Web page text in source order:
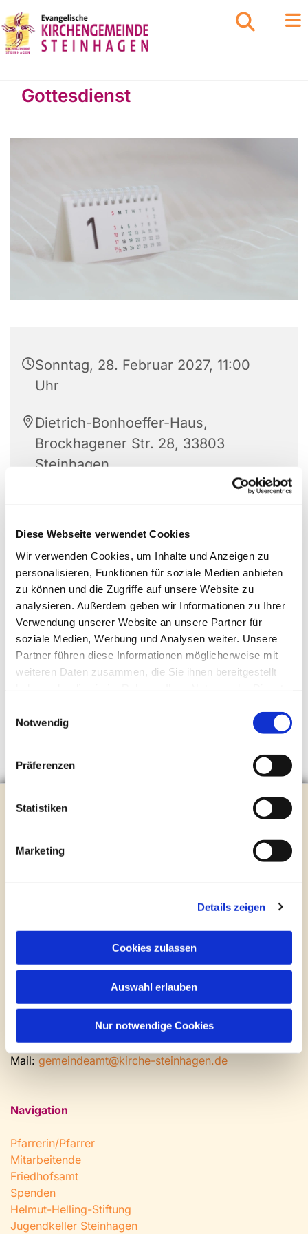
Diese Webseite verwendet Cookies
Wir verwenden Cookies, um Inhalte und Anzeigen zu
personalisieren, Funktionen für soziale Medien anbieten
zu können und die Zugriffe auf unsere Website zu
analysieren. Außerdem geben wir Informationen zu Ihrer
Verwendung unserer Website an unsere Partner für
soziale Medien, Werbung und Analysen weiter. Unsere
Partner führen diese Informationen möglicherweise mit
weiteren Daten zusammen, die Sie ihnen bereitgestellt
Notwendig
Präferenzen
Statistiken
Marketing
Details zeigen
Cookies zulassen
Auswahl erlauben
Nur notwendige Cookies
Gottesdienst
Sonntag, 28. Februar 2027, 11:00
Uhr
Dietrich-Bonhoeffer-Haus,
Brockhagener Str. 28, 33803
Steinhagen
Evangelische Kirchengemeinde Steinhagen
Mail:gemeindeamt@kirche-steinhagen.de
Gemeinde- und Friedhofsamt
Montag: geschlossen
Nachmittags nach Vereinbarung
0 52 04 / 36 28
Fax: 0 52 04 / 25 65
Mail: gemeindeamt@kirche-steinhagen.de
Navigation
Pfarrerin/Pfarrer
Mitarbeitende
Friedhofsamt
Spenden
Helmut-Helling-Stiftung
Jugendkeller Steinhagen